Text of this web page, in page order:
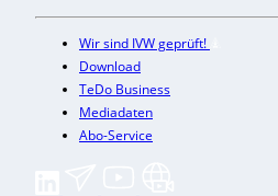
Wir sind IVW geprüft!
Download
TeDo Business
Mediadaten
Abo-Service